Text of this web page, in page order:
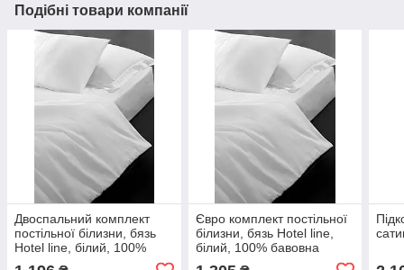
Подібні товари компанії
Двоспальний комплект
постільної білизни, бязь
Hotel line, білий, 100%
Євро комплект постільної
білизни, бязь Hotel line,
білий, 100% бавовна